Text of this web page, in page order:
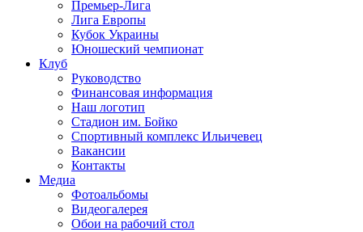
Премьер-Лига
Лига Европы
Кубок Украины
Юношеский чемпионат
Клуб
Руководство
Финансовая информация
Наш логотип
Стадион им. Бойко
Спортивный комплекс Ильичевец
Вакансии
Контакты
Медиа
Фотоальбомы
Видеогалерея
Обои на рабочий стол